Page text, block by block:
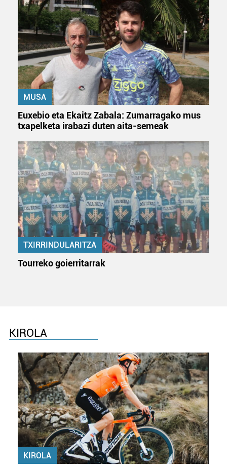
MUSA
Euxebio eta Ekaitz Zabala: Zumarragako mus
txapelketa irabazi duten aita-semeak
TXIRRINDULARITZA
Tourreko goierritarrak
KIROLA
KIROLA